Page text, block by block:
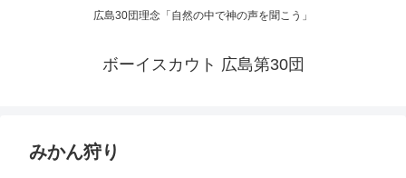
広島30団理念「自然の中で神の声を聞こう」
ボーイスカウト 広島第30団
みかん狩り